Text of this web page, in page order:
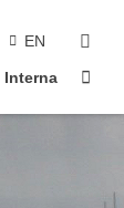
EN
Interna